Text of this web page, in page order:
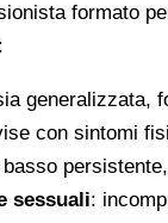
formato
generalizzata,
con sintomi
sessuali: